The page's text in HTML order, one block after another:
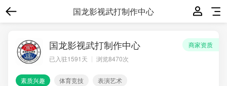
国龙影视武打制作中心
商家资质
国龙影视武打制作中心
已入驻1591 天 浏览8470次
素质兴趣 体育竞技 表演艺术